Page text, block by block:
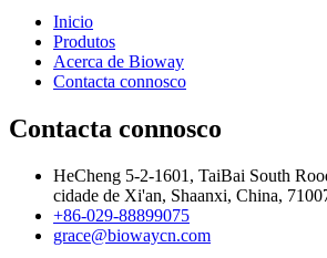
Inicio
Produtos
Acerca de Bioway
Contacta connosco
Contacta connosco
HeCheng 5-2-1601, TaiBai South
cidade de Xi'an, Shaanxi, China,
+86-029-88899075
grace@biowaycn.com